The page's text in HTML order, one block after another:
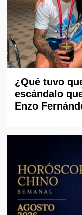
¿Qué tuvo
escándalo
Enzo